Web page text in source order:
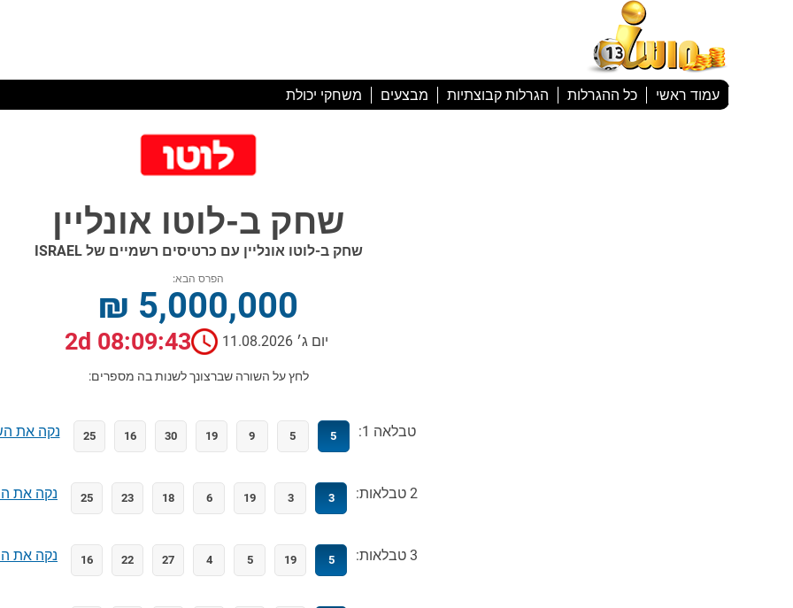
עמוד ראשי כל ההגרלות הגרלות קבוצתיות מבצעים משחקי יכולת
שחק ב-לוטו אונליין
שחק ב-לוטו אונליין עם כרטיסים רשמיים של ISRAEL
הפרס הבא:
₪ 5,000,000
יום ג׳ 11.08.2026 2d 08:09:42
לחץ על השורה שברצונך לשנות בה מספרים:
טבלאה 1: 25 16 30 19 9 5 5 נקה את
2 טבלאות: 25 23 18 6 19 3 3 נקה את
3 טבלאות: 16 22 27 4 5 19 5 נקה את